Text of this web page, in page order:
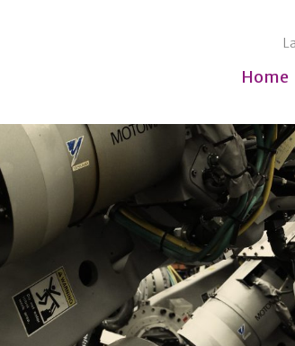
Home